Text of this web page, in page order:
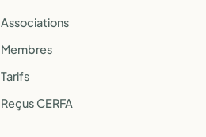
Associations
Membres
Tarifs
Reçus CERFA